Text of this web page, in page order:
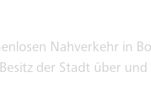
Nahverkehr in
der Stadt über